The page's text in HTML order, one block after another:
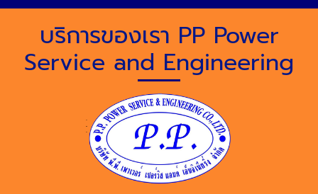
บริการของเรา PP Power
Service and Engineering